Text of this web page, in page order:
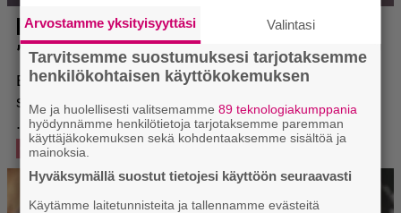
Arvostamme yksityisyyttäsi Valintasi
Tarvitsemme suostumuksesi tarjotaksemme
henkilökohtaisen käyttökokemuksen
Me ja huolellisesti valitsemamme89 teknologiakumppania
hyödynnämme henkilötietoja tarjotaksemme paremman
käyttäjäkokemuksen sekä kohdentaaksemme sisältöä ja
mainoksia.
Hyväksymällä suostut tietojesi käyttöön seuraavasti
Käytämme laitetunnisteita ja tallennamme evästeitä